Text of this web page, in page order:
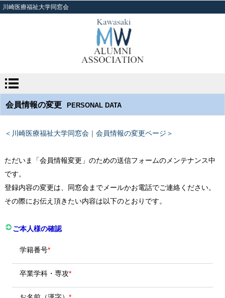
川崎医療福祉大学同窓会
会員情報の変更 PERSONAL DATA
＜川崎医療福祉大学同窓会｜会員情報の変更ページ＞
ただいま「会員情報変更」のための送信フォームのメンテナンス中
です。
登録内容の変更は、同窓会までメールかお電話でご連絡ください。
その際にお伝え頂きたい内容は以下のとおりです。
ご本人様の確認
学籍番号*
卒業学科・専攻*